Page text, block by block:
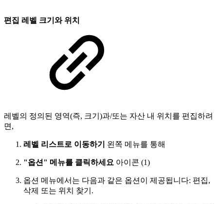
편집 레벨 크기와 위치
레벨의 정의된 영역(즉, 크기)과/또는 자산 내 위치를 편집하려
면,
레벨 리스트로 이동하기 왼쪽 메뉴를 통해
"옵션" 메뉴를 클릭하세요 아이콘 (1)
옵션 메뉴에서는 다음과 같은 옵션이 제공됩니다: 편집,
삭제 또는 위치 찾기.